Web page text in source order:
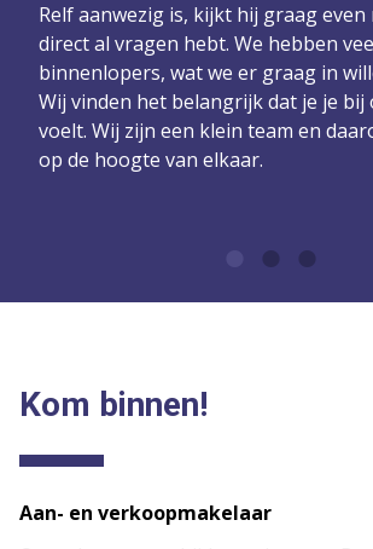
Relf aanwezig is, kijkt hij graag even
direct al vragen hebt. We hebben
binnenlopers, wat we er graag in
Wij vinden het belangrijk dat je je bij
voelt. Wij zijn een klein team en
op de hoogte van elkaar.
Kom binnen!
Aan- en verkoopmakelaar